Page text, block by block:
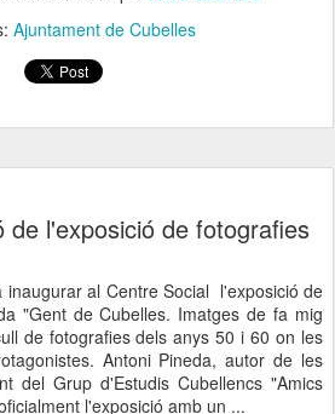
Ajuntament de Cubelles
de l'exposició de fotografies
inaugurar al Centre Social l'exposició de
"Gent de Cubelles. Imatges de fa mig
de fotografies dels anys 50 i 60 on les
Antoni Pineda, autor de les
del Grup d'Estudis Cubellencs "Amics
l'exposició amb un ...